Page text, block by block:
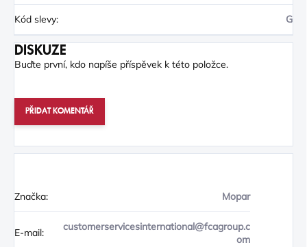
Kód slevy: G
DISKUZE
Buďte první, kdo napíše příspěvek k této položce.
PŘIDAT KOMENTÁŘ
Značka: Mopar
E-mail:
customerservicesinternational@fcagroup.c
om